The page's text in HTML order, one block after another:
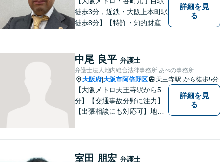
徒歩3分，近鉄・大阪上本町駅
徒歩8分】【特許・知的財産に
なアイデア・技術・ブランド
を守り、より発展的な成長へ
と貢献します。トラブルの予
防から、紛争の処理まで、ワ
ンストップで対応します。
詳細を見
る
中尾 良平 弁護士
弁護士法人池内総合法律事務所 あべの事務所
大阪府 大阪市阿倍野区 天王寺駅 から徒歩5分
【大阪メトロ天王寺駅から5
分】【交通事故分野に注力】
【出張相談にも対応可】地元
幅広い法律サービスを提供い
詳細を見
る
室田 朋宏 弁護士